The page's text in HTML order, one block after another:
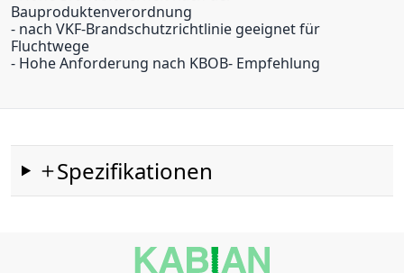
Bauproduktenverordnung
- nach VKF-Brandschutzrichtlinie geeignet für
Fluchtwege
- Hohe Anforderung nach KBOB- Empfehlung
Spezifikationen